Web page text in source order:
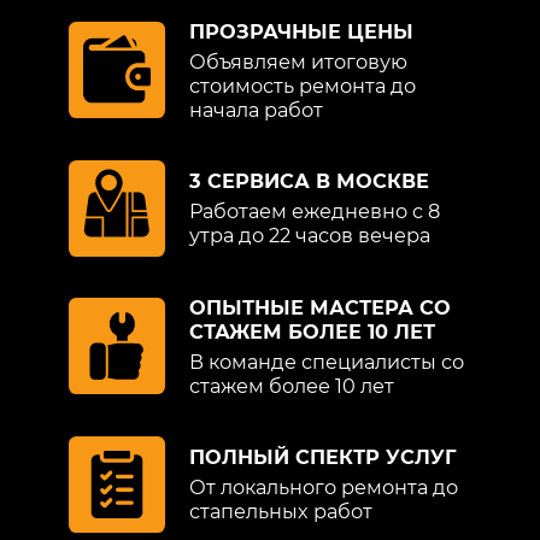
постепенному растрескиванию, порче
эмали и краски. Регулярные
восстановительные процедуры вернут
былую красоту Infiniti (Инфинити).
Обратите внимание на то, что данный
интернет-ресурс (в том числе указанные
цены на услуги) носит исключительно
ознакомительный характер и ни при
офертой, определяемой положениями
Статьи 437 (2) Гражданского кодекса РФ.
Стоимость работ меняется в
зависимости от марки автомобиля, его
ПРОЗРАЧНЫЕ ЦЕНЫ
Объявляем итоговую
стоимость ремонта до
начала работ
3 СЕРВИСА В МОСКВЕ
Работаем ежедневно с 8
утра до 22 часов вечера
ОПЫТНЫЕ МАСТЕРА СО
СТАЖЕМ БОЛЕЕ 10 ЛЕТ
В команде специалисты со
стажем более 10 лет
ПОЛНЫЙ СПЕКТР УСЛУГ
От локального ремонта до
стапельных работ